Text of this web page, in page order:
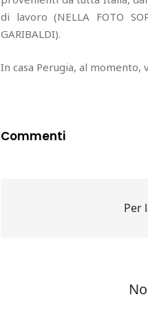
di lavoro (NELLA FOTO
GARIBALDI).
In casa Perugia, al momento,
Commenti